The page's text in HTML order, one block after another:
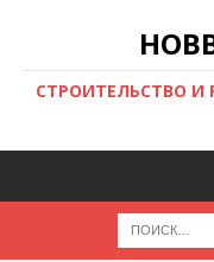
CТРОИТЕЛЬСТВО